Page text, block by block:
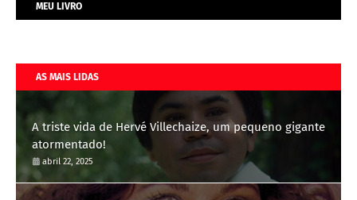
MEU LIVRO
AS MAIS LIDAS
A triste vida de Hervé Villechaize, um pequeno gigante
atormentado!
abril 22, 2025